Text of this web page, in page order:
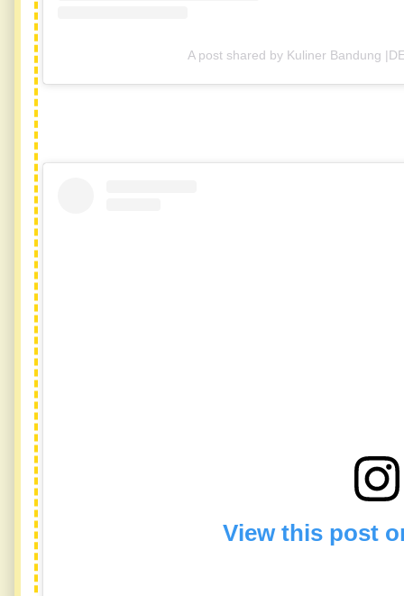
A post shared by Kuliner Bandung
View this post